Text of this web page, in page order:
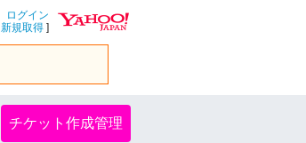
ログイン
新規取得 ]
チケット作成管理